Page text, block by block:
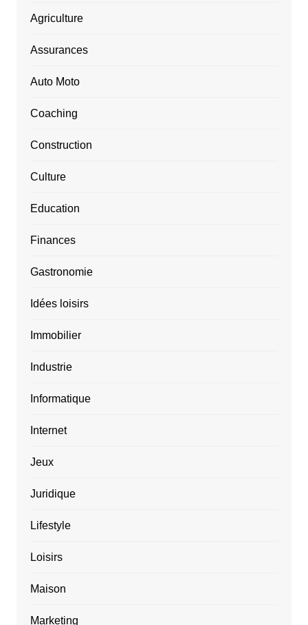
Agriculture
Assurances
Auto Moto
Coaching
Construction
Culture
Education
Finances
Gastronomie
Idées loisirs
Immobilier
Industrie
Informatique
Internet
Jeux
Juridique
Lifestyle
Loisirs
Maison
Marketing